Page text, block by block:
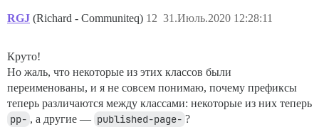
RGJ (Richard - Communiteq) 31.Июль.2020 12:28:11
12
Круто!
Но жаль, что некоторые из этих классов были
переименованы, и я не совсем понимаю, почему префиксы
теперь различаются между классами: некоторые из них теперь
pp- , а другие — published-page- ?